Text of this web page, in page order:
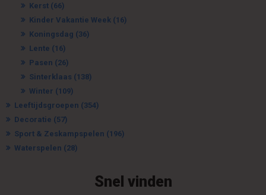
Kerst (66)
Kinder Vakantie Week (16)
Koningsdag (36)
Lente (16)
Pasen (26)
Sinterklaas (138)
Winter (109)
Leeftijdsgroepen (354)
Decoratie (57)
Sport & Zeskampspelen (196)
Waterspelen (28)
Snel vinden